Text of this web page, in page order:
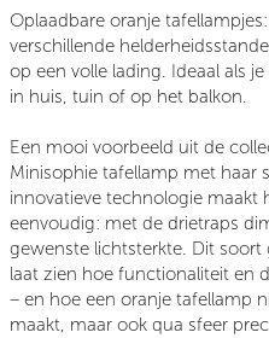
Oplaadbare oranje tafellampjes
verschillende
op een volle lading. Ideaal als
in huis, tuin of op het balkon.
Een mooi voorbeeld uit de
Minisophie tafellamp met haar
innovatieve technologie maakt
eenvoudig: met de drietraps
gewenste lichtsterkte. Dit soort
laat zien hoe functionaliteit en
– en hoe een oranje tafellamp
maakt, maar ook qua sfeer